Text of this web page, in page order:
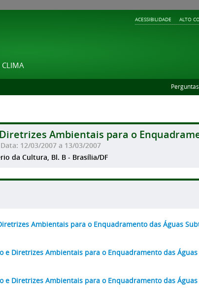
ACESSIBILIDADE ALTO
CLIMA
Diretrizes Ambientais para o
12/03/2007 a 13/03/2007
da Cultura, Bl. B - Brasília/DF
Ambientais para o Enquadramento das Águas
e Diretrizes Ambientais para o Enquadramento das
e Diretrizes Ambientais para o Enquadramento das